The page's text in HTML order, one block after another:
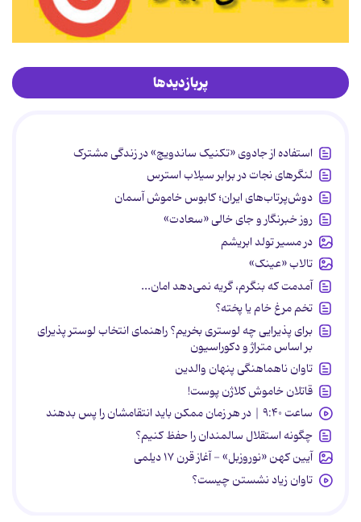
پربازدیدها
استفاده از جادوی «تکنیک ساندویچ» در زندگی مشترک
لنگرهای نجات در برابر سیلاب استرس
دوش‌پرتاب‌های ایران؛ کابوس خاموش آسمان
روز خبرنگار و جای خالی «سعادت»
در مسیر تولد ابریشم
تالاب «عینک»
آمدمت که بنگرم، گریه نمی‌دهد امان...
تخم مرغ خام یا پخته؟
برای پذیرایی چه لوستری بخریم؟ راهنمای انتخاب لوستر پذیرای
بر اساس متراژ و دکوراسیون
تاوان ناهماهنگی پنهان والدین
قاتلان خاموش کلاژن پوست!
ساعت ۹:۴۰ | در هر زمان ممکن باید انتقامشان را پس بدهند
چگونه استقلال سالمندان را حفظ کنیم؟
آیین کهن «نوروزبل» - آغاز قرن ۱۷ دیلمی
تاوان زیاد نشستن چیست؟